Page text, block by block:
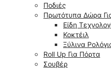
Ποδιές
Πρωτότυπα Δώρα
Είδη
Κοκτέιλ
Ξύλινα
Roll Up Για Πόρτα
Σουβέρ